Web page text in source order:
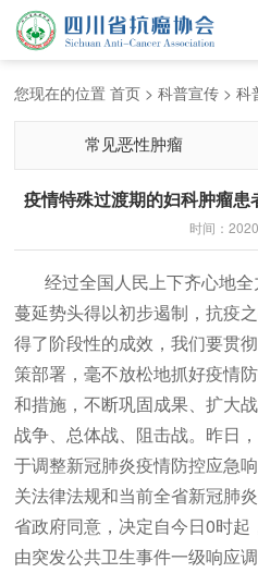
会员服
您现在的位置首页 >科普宣传 >科
常见恶性肿瘤
疫情特殊过渡期的妇科肿瘤
时间：
经过全国人民上下齐心地
蔓延势头得以初步遏制，抗疫
得了阶段性的成效，我们要贯
策部署，毫不放松地抓好疫情
和措施，不断巩固成果、扩大
战争、总体战、阻击战。昨日
于调整新冠肺炎疫情防控应急
关法律法规和当前全省新冠肺
省政府同意，决定自今日0时
由突发公共卫生事件一级响应